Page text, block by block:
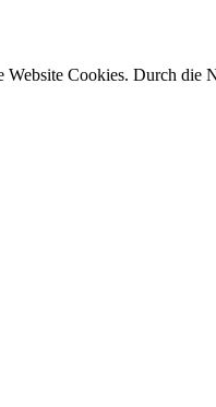
Cookies. Durch